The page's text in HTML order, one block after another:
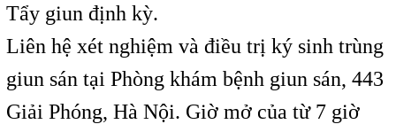
Tẩy giun định kỳ.
Liên hệ xét nghiệm và điều trị ký sinh trùng
giun sán tại Phòng khám bệnh giun sán, 443
Giải Phóng, Hà Nội. Giờ mở của từ 7 giờ